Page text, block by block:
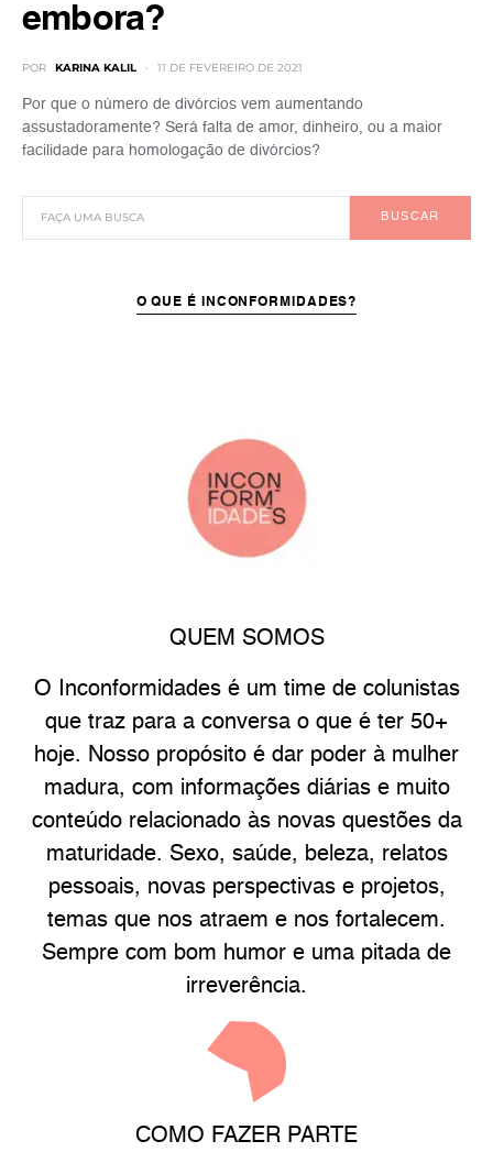
embora?
POR KARINA KALIL 11 DE FEVEREIRO DE 2021
Por que o número de divórcios vem aumentando
assustadoramente? Será falta de amor, dinheiro, ou a maior
facilidade para homologação de divórcios?
BUSCAR
O QUE É INCONFORMIDADES?
QUEM SOMOS
O Inconformidades é um time de colunistas
que traz para a conversa o que é ter 50+
hoje. Nosso propósito é dar poder à mulher
madura, com informações diárias e muito
conteúdo relacionado às novas questões da
maturidade. Sexo, saúde, beleza, relatos
pessoais, novas perspectivas e projetos,
temas que nos atraem e nos fortalecem.
Sempre com bom humor e uma pitada de
irreverência.
COMO FAZER PARTE